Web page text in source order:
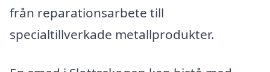
från reparationsarbete till
specialtillverkade metallprodukter.